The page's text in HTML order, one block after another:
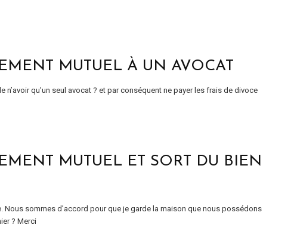
MUTUEL À UN AVOCAT
n’avoir qu’un seul avocat ? et par conséquent ne payer les frais de divoce
MUTUEL ET SORT DU BIEN
Nous sommes d’accord pour que je garde la maison que nous possédons
? Merci